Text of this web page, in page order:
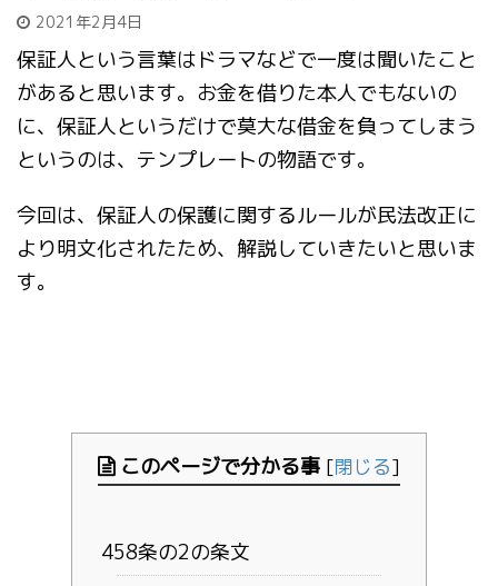
2021年2月4日
保証人という言葉はドラマなどで一度は聞いたこと
があると思います。お金を借りた本人でもないの
に、保証人というだけで莫大な借金を負ってしまう
というのは、テンプレートの物語です。
今回は、保証人の保護に関するルールが民法改正に
より明文化されたため、解説していきたいと思いま
す。
このページで分かる事 [閉じる]
458条の2の条文